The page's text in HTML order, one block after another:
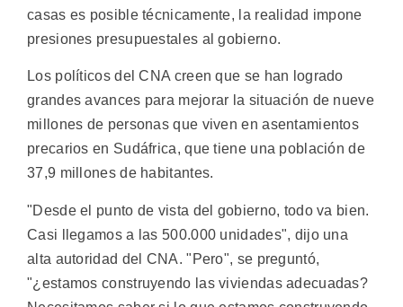
casas es posible técnicamente, la realidad impone
presiones presupuestales al gobierno.
Los políticos del CNA creen que se han logrado
grandes avances para mejorar la situación de nueve
millones de personas que viven en asentamientos
precarios en Sudáfrica, que tiene una población de
37,9 millones de habitantes.
"Desde el punto de vista del gobierno, todo va bien.
Casi llegamos a las 500.000 unidades", dijo una
alta autoridad del CNA. "Pero", se preguntó,
"¿estamos construyendo las viviendas adecuadas?